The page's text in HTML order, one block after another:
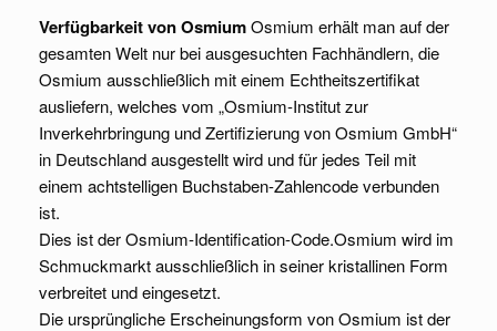
Verfügbarkeit von OsmiumOsmium erhält man auf der
gesamten Welt nur bei ausgesuchten Fachhändlern, die
Osmium ausschließlich mit einem Echtheitszertifikat
ausliefern, welches vom „Osmium-Institut zur
Inverkehrbringung und Zertifizierung von Osmium GmbH“
in Deutschland ausgestellt wird und für jedes Teil mit
einem achtstelligen Buchstaben-Zahlencode verbunden
ist.
Dies ist der Osmium-Identification-Code.Osmium wird im
Schmuckmarkt ausschließlich in seiner kristallinen Form
verbreitet und eingesetzt.
Die ursprüngliche Erscheinungsform von Osmium ist der